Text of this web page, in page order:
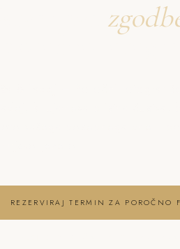
o poročno
REZERVIRAJ TERMIN ZA POROČNO